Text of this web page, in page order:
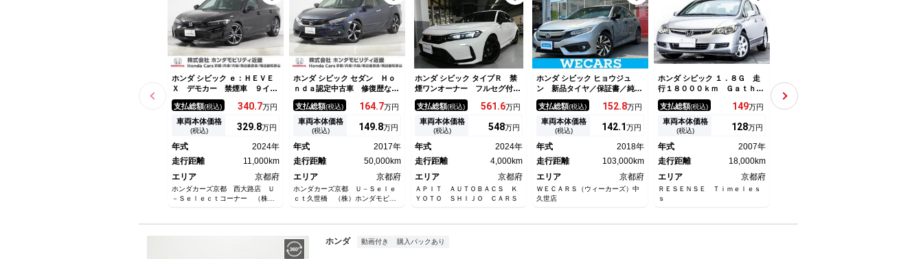
ホンダ シビック ｅ：ＨＥＶＥ
Ｘ デモカー 禁煙車 ９イン
チナビ バックカメラ ドラレ
コ ＥＴＣ サンルーフ アダ
プティブクルーズコントロー
ル シートヒーター Ｂｌｕｅ
衝突被害軽減ブレーキ 障害物
センサー
支払総額(税込) 340.7万円
車両本体価格
(税込) 329.8万円
年式
2024年
走行距離
11,000km
エリア
京都府
ホンダカーズ京都 西大路店 Ｕ
－Ｓｅｌｅｃｔコーナー （株）
ホンダ シビック セダン Ｈｏ
ｎｄａ認定中古車 修復歴な
し Ｈｏｎｄａ販売店全国保証
１年 ワンオーナー 禁煙車
７インチナビ バックカメラ
ＥＴＣ 前後ドラレコ アダプ
シートヒーター 衝突軽減装置
支払総額(税込) 164.7万円
車両本体価格
(税込) 149.8万円
年式
2017年
走行距離
50,000km
エリア
京都府
ホンダカーズ京都 Ｕ－Ｓｅｌｅ
ｃｔ久世橋 （株）ホンダモビリ
ホンダ シビック タイプＲ 禁
煙ワンオーナー フルセグ付ナ
ビ １９アルミホイール Ｅ
ＴＣ デジタルインナーミラ
ー バックカメラ スマートキ
ー オートクルーズコントロー
３本出しマフラー
支払総額(税込) 561.6万円
車両本体価格
(税込) 548万円
年式
2024年
走行距離
4,000km
エリア
京都府
ＡＰＩＴ ＡＵＴＯＢＡＣＳ Ｋ
ＹＯＴＯ ＳＨＩＪＯ ＣＡＲＳ
ホンダ シビック ヒョウジュ
ン 新品タイヤ／保証書／純
正 ＳＤナビ／ホンダセンシン
グ／シートヒーター 前席／ヘ
ッドランプ ＬＥＤ／Ｂｌｕｅ
ｔｏｏｔｈ接続／ＥＴＣ／ＥＢ
アイドリングストップ
支払総額(税込) 152.8万円
車両本体価格
(税込) 142.1万円
年式
2018年
走行距離
103,000km
エリア
京都府
ＷＥＣＡＲＳ（ウィーカーズ）中
久世店
ホンダ シビック １．８Ｇ 走
行１８０００ｋｍ Ｇａｔｈｅ
ｒｓナビ ５ＭＴ キーレス
オートエアコン
支払総額(税込) 149万円
車両本体価格
(税込) 128万円
年式
2007年
走行距離
18,000km
エリア
京都府
ＲＥＳＥＮＳＥ Ｔｉｍｅｌｅｓ
ｓ
ンオーナー ６速ＭＴ 禁煙
車 Ｈｏｎｄａコネクトディス
プレイ ＥＴＣ２．０ ドラレ
支払総額
ホンダ 動画付き 購入パックあり